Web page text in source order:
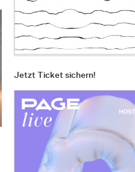
Jetzt Ticket sichern!